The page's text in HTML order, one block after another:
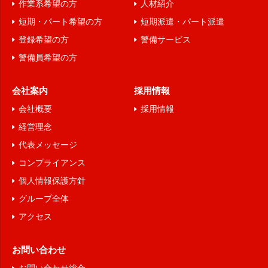
作業系希望の方
短期・パート希望の方
登録希望の方
警備員希望の方
人材紹介
短期派遣・パート派遣
警備サービス
会社案内
会社概要
経営理念
代表メッセージ
コンプライアンス
個人情報保護方針
グループ全体
アクセス
採用情報
採用情報
お問い合わせ